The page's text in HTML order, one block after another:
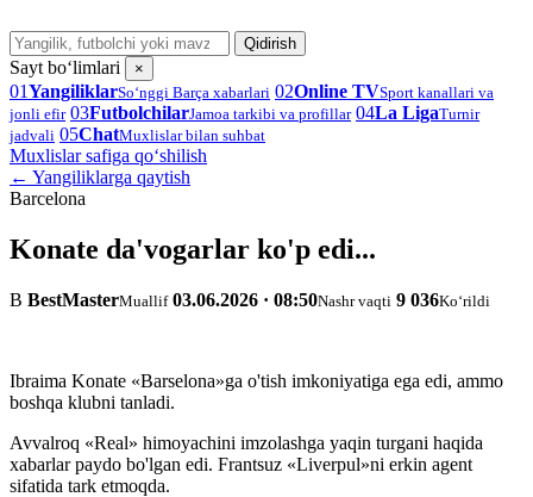
Qidirish
Sayt bo‘limlari ×
01YangiliklarSo‘nggi Barça xabarlari 02Online TVSport kanallari va
jonli efir 03FutbolchilarJamoa tarkibi va profillar 04La LigaTurnir
jadvali 05ChatMuxlislar bilan suhbat
Muxlislar safiga qo‘shilish
← Yangiliklarga qaytish
Barcelona
Konate da'vogarlar ko'p edi...
B BestMasterMuallif 03.06.2026 · 08:50Nashr vaqti 9 036Ko‘rildi
Ibraima Konate «Barselona»ga o'tish imkoniyatiga ega edi, ammo
boshqa klubni tanladi.
Avvalroq «Real» himoyachini imzolashga yaqin turgani haqida
xabarlar paydo bo'lgan edi. Frantsuz «Liverpul»ni erkin agent
sifatida tark etmoqda.